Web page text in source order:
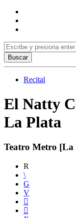
Recital
El Natty
La Plata
Teatro Metro [La